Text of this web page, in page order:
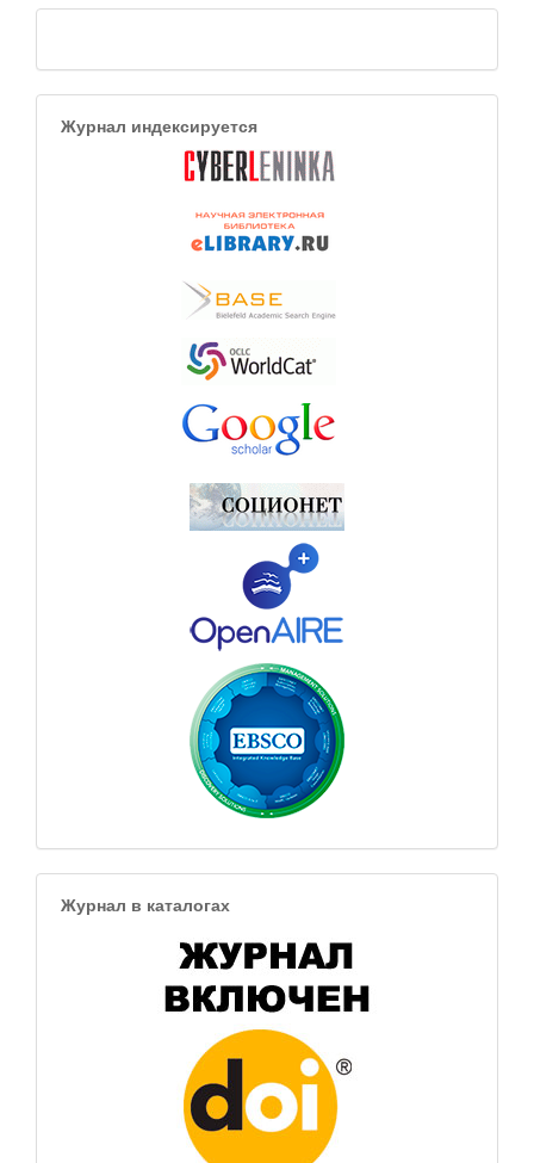
Журнал индексируется
Журнал в каталогах